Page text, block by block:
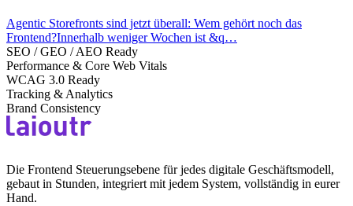
Agentic Storefronts sind jetzt überall: Wem gehört noch das
Frontend?Innerhalb weniger Wochen ist &q…
SEO / GEO / AEO Ready
Performance & Core Web Vitals
WCAG 3.0 Ready
Tracking & Analytics
Brand Consistency
Die Frontend Steuerungsebene für jedes digitale Geschäftsmodell,
gebaut in Stunden, integriert mit jedem System, vollständig in eurer
Hand.